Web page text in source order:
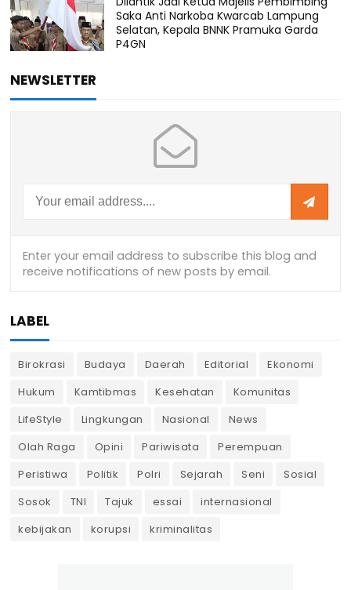
Saka Anti Narkoba Kwarcab Lampung
Selatan, Kepala BNNK Pramuka Garda
P4GN
NEWSLETTER
LABEL
Birokrasi Budaya Daerah Editorial
Ekonomi
Hukum
Kamtibmas Kesehatan
Komunitas
LifeStyle
Lingkungan Nasional
News
Olah Raga
Opini Pariwisata
Perempuan
Peristiwa
Politik Polri Sejarah Seni
Sosial
Sosok
TNI Tajuk essai
internasional
kebijakan
korupsi kriminalitas